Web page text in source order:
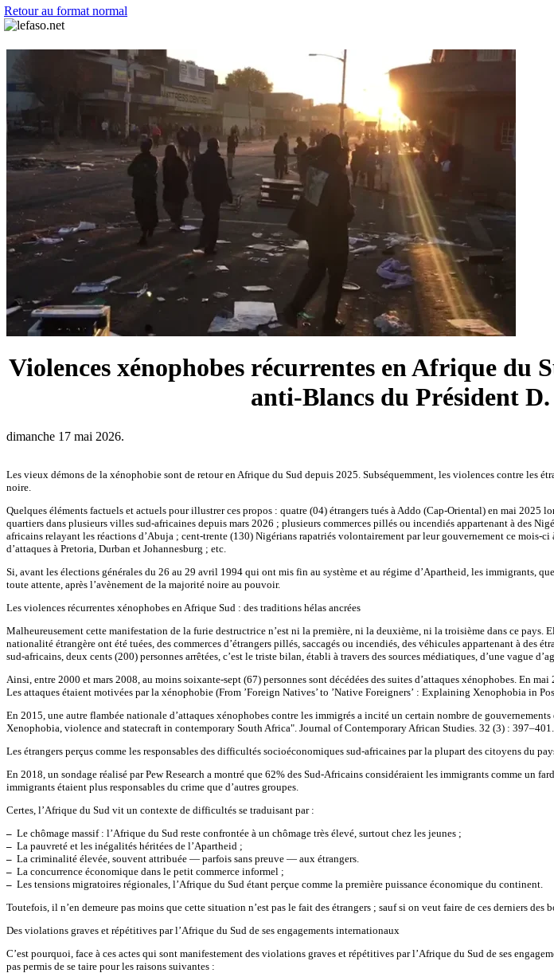
Retour au format normal
Violences xénophobes récurrentes en Afrique du
anti-Blancs du Président
dimanche 17 mai 2026.
Les vieux démons de la xénophobie sont de retour en Afrique du Sud depuis 2025. Subséquemment, les violences contre les
noire.
Quelques éléments factuels et actuels pour illustrer ces propos : quatre (04) étrangers tués à Addo (Cap-Oriental) en mai
quartiers dans plusieurs villes sud-africaines depuis mars 2026 ; plusieurs commerces pillés ou incendiés appartenant à des
africains relayant les réactions d’Abuja ; cent-trente (130) Nigérians rapatriés volontairement par leur gouvernement ce mois-
d’attaques à Pretoria, Durban et Johannesburg ; etc.
Si, avant les élections générales du 26 au 29 avril 1994 qui ont mis fin au système et au régime d’Apartheid, les immigrants,
toute attente, après l’avènement de la majorité noire au pouvoir.
Les violences récurrentes xénophobes en Afrique Sud : des traditions hélas ancrées
Malheureusement cette manifestation de la furie destructrice n’est ni la première, ni la deuxième, ni la troisième dans ce
nationalité étrangère ont été tuées, des commerces d’étrangers pillés, saccagés ou incendiés, des véhicules appartenant à
sud-africains, deux cents (200) personnes arrêtées, c’est le triste bilan, établi à travers des sources médiatiques, d’une vague
Ainsi, entre 2000 et mars 2008, au moins soixante-sept (67) personnes sont décédées des suites d’attaques xénophobes. En
Les attaques étaient motivées par la xénophobie (From ’Foreign Natives’ to ’Native Foreigners’ : Explaining Xenophobia in
En 2015, une autre flambée nationale d’attaques xénophobes contre les immigrés a incité un certain nombre de
Xenophobia, violence and statecraft in contemporary South Africa". Journal of Contemporary African Studies. 32 (3) :
Les étrangers perçus comme les responsables des difficultés socioéconomiques sud-africaines par la plupart des citoyens du
En 2018, un sondage réalisé par Pew Research a montré que 62% des Sud-Africains considéraient les immigrants comme un
immigrants étaient plus responsables du crime que d’autres groupes.
Certes, l’Afrique du Sud vit un contexte de difficultés se traduisant par :
– Le chômage massif : l’Afrique du Sud reste confrontée à un chômage très élevé, surtout chez les jeunes ;
– La pauvreté et les inégalités héritées de l’Apartheid ;
– La criminalité élevée, souvent attribuée — parfois sans preuve — aux étrangers.
– La concurrence économique dans le petit commerce informel ;
– Les tensions migratoires régionales, l’Afrique du Sud étant perçue comme la première puissance économique du continent.
Toutefois, il n’en demeure pas moins que cette situation n’est pas le fait des étrangers ; sauf si on veut faire de ces derniers des
Des violations graves et répétitives par l’Afrique du Sud de ses engagements internationaux
C’est pourquoi, face à ces actes qui sont manifestement des violations graves et répétitives par l’Afrique du Sud de ses
pas permis de se taire pour les raisons suivantes :